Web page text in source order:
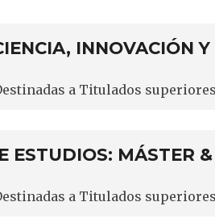
INNOVACIÓN Y
a Titulados superiores
ESTUDIOS: MÁSTER &
a Titulados superiores